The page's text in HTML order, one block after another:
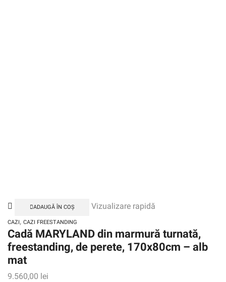
ADAUGĂ ÎN COȘ Vizualizare rapidă
CAZI, CAZI FREESTANDING
Cadă MARYLAND din marmură turnată,
freestanding, de perete, 170x80cm – alb
mat
9.560,00 lei